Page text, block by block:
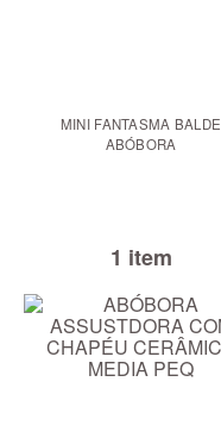
MINI FANTASMA BALDE
ABÓBORA
1 item